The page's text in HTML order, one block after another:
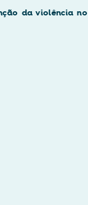
da violência no